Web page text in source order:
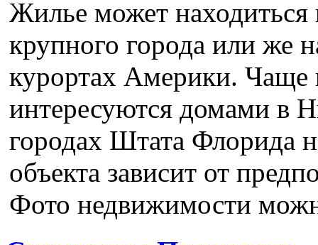
Жилье может находиться
крупного города или же
курортах Америки. Чаще
интересуются домами в
городах Штата Флорида
объекта зависит от
Фото недвижимости